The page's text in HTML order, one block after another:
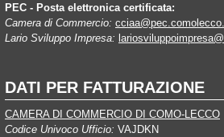
PEC - Posta elettronica certificata:
Camera di Commercio:
Lario Sviluppo Impresa:
DATI PER FATTURAZIONE
CAMERA DI COMMERCIO DI COMO-LECCO
Codice Univoco Ufficio: VAJDKN